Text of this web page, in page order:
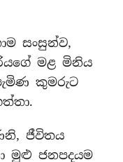
සංසුන්ව,
මළ මිනිය
කුමරුට
ජීවිතය
මුළු ජනපදයම